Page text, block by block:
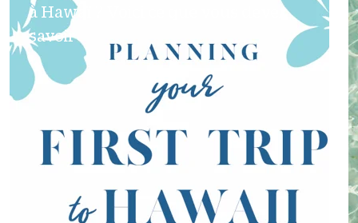
à Hawaï ? Voici ce que vous devez
savoir